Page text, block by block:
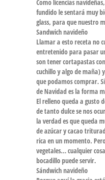
Como licencias
fundido le sentará muy
glass, para que nuestro
Sandwich navideño
Llamar a esto receta no
entretenido para pasar
son tener cortapastas
cuchillo y algo de maña)
que podamos comprar.
de Navidad es la forma
El relleno queda a gusto
de tanto dulce se nos
la verdad es que queda
de azúcar y cacao
rica en un momento.
vegetales… cualquier
bocadillo puede servir.
Sándwich navideño